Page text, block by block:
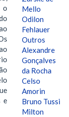
o
e
Mello
Odilon
Fehlauer
Outros
Alexandre
Gonçalves
da Rocha
Celso
Amorin
Bruno Tussi
Milton